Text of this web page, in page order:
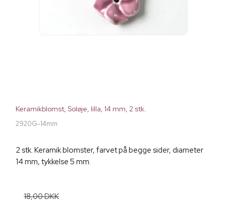
Keramikblomst, Soløje, lilla, 14 mm, 2 stk.
2920G-14mm
2 stk. Keramik blomster, farvet på begge sider, diameter
14 mm, tykkelse 5 mm.
18,00 DKK